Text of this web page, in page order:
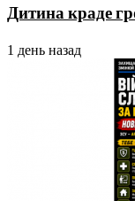
Дитина краде
1 день назад